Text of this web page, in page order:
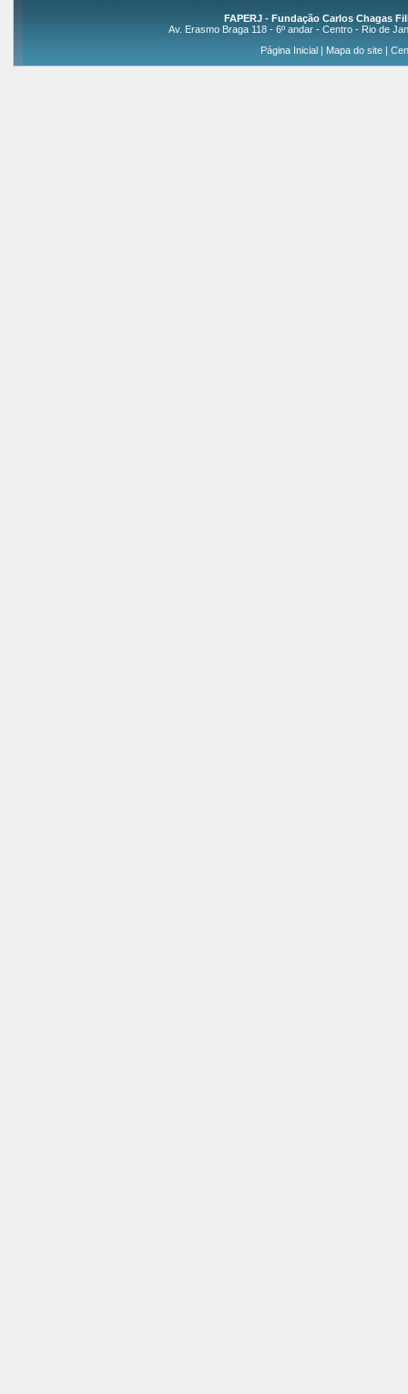
FAPERJ - Fundação Carlos Chagas
Av. Erasmo Braga 118 - 6º andar - Centro - Rio de
Página Inicial| Mapa do site|